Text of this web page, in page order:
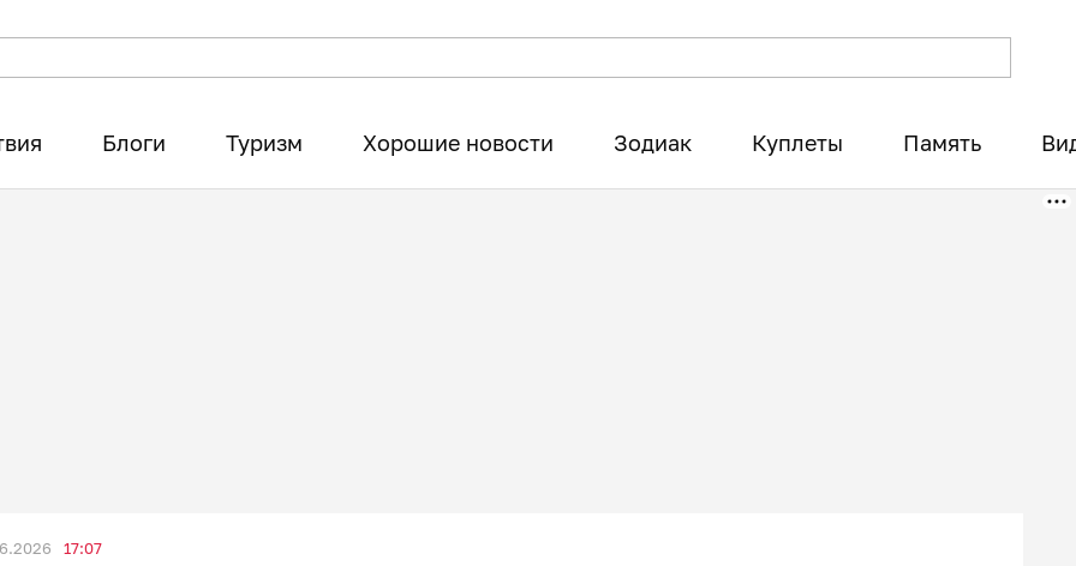
Блоги Туризм Хорошие новости Зодиак Куплеты Память
17:07